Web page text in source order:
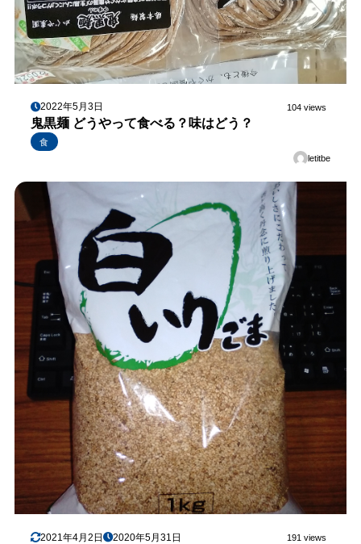
2022年5月3日 104 views
鬼黒麺 どうやって食べる？味はどう？
食
letitbe
2021年4月2日 2020年5月31日 191 views